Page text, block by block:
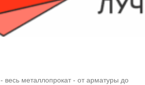
- весь металлопрокат - от арматуры до